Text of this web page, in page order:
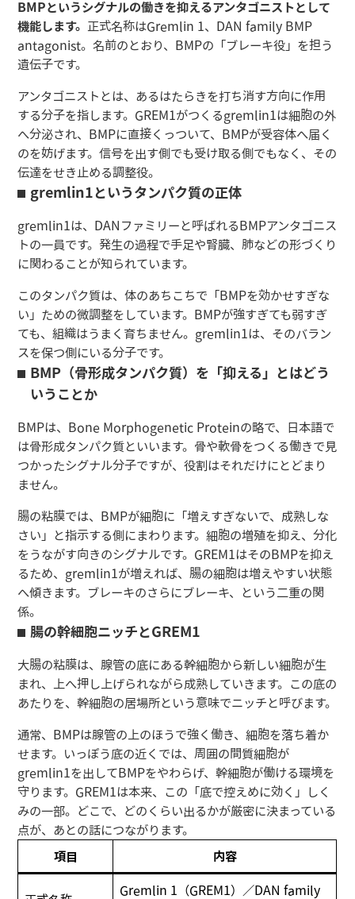
BMPというシグナルの働きを抑えるアンタゴニストとして
機能します。 正式名称はGremlin 1、DAN family BMP
antagonist。名前のとおり、BMPの「ブレーキ役」を担う
遺伝子です。
アンタゴニストとは、あるはたらきを打ち消す方向に作用
する分子を指します。GREM1がつくるgremlin1は細胞の外
へ分泌され、BMPに直接くっついて、BMPが受容体へ届く
のを妨げます。信号を出す側でも受け取る側でもなく、その
伝達をせき止める調整役。
gremlin1というタンパク質の正体
gremlin1は、DANファミリーと呼ばれるBMPアンタゴニス
トの一員です。発生の過程で手足や腎臓、肺などの形づくり
に関わることが知られています。
このタンパク質は、体のあちこちで「BMPを効かせすぎな
い」ための微調整をしています。BMPが強すぎても弱すぎ
ても、組織はうまく育ちません。gremlin1は、そのバラン
スを保つ側にいる分子です。
BMP（骨形成タンパク質）を「抑える」とはどう
いうことか
BMPは、Bone Morphogenetic Proteinの略で、日本語で
は骨形成タンパク質といいます。骨や軟骨をつくる働きで見
つかったシグナル分子ですが、役割はそれだけにとどまり
ません。
腸の粘膜では、BMPが細胞に「増えすぎないで、成熟しな
さい」と指示する側にまわります。細胞の増殖を抑え、分化
をうながす向きのシグナルです。GREM1はそのBMPを抑え
るため、gremlin1が増えれば、腸の細胞は増えやすい状態
へ傾きます。ブレーキのさらにブレーキ、という二重の関
係。
腸の幹細胞ニッチとGREM1
大腸の粘膜は、腺管の底にある幹細胞から新しい細胞が生
まれ、上へ押し上げられながら成熟していきます。この底の
あたりを、幹細胞の居場所という意味でニッチと呼びます。
通常、BMPは腺管の上のほうで強く働き、細胞を落ち着か
せます。いっぽう底の近くでは、周囲の間質細胞が
gremlin1を出してBMPをやわらげ、幹細胞が働ける環境を
守ります。GREM1は本来、この「底で控えめに効く」しく
みの一部。どこで、どのくらい出るかが厳密に決まっている
点が、あとの話につながります。
項目 内容
Gremlin 1（GREM1）／DAN family